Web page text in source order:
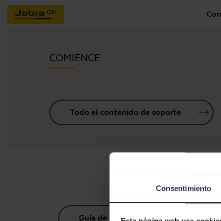
Consentimiento
COMIENCE
Todo el contenido de soporte
Guía de sincronización Bluetooth